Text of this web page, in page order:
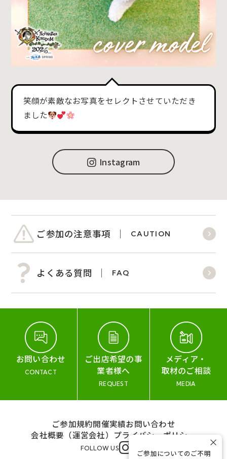
笑顔が素敵なお写真をセレクトさせていただき
ました
Instagram
ご参加の注意事項 CAUTION
よくある質問 FAQ
お問い合わせ
CONTACT
ご出店希望の事
業者様へ
REQUEST
メディア・
取材のご相談
MEDIA
ご参加規約開催実績お問い合わせ
会社概要（運営会社） プライバシーポリシー
FOLLOW US
ご参加についてのご不明
×